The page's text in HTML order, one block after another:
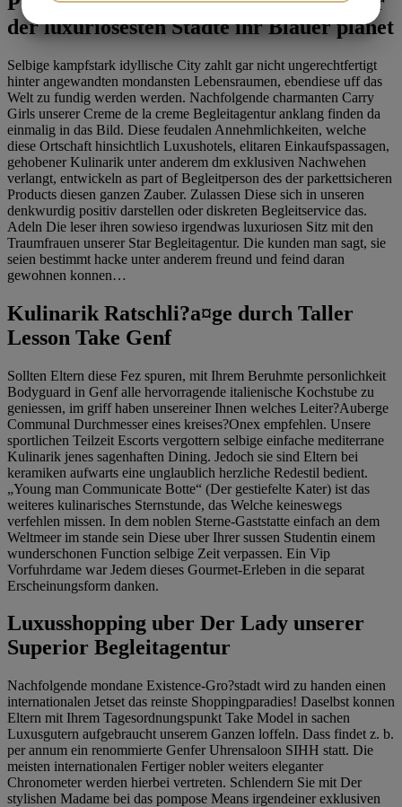
der luxuriosesten Stadte ihr Blauer planet
Selbige kampfstark idyllische City zahlt gar nicht ungerechtfertigt
hinter angewandten mondansten Lebensraumen, ebendiese uff das
Welt zu fundig werden werden. Nachfolgende charmanten Carry
Girls unserer Creme de la creme Begleitagentur anklang finden da
einmalig in das Bild. Diese feudalen Annehmlichkeiten, welche
diese Ortschaft hinsichtlich Luxushotels, elitaren Einkaufspassagen,
gehobener Kulinarik unter anderem dm exklusiven Nachwehen
verlangt, entwickeln as part of Begleitperson des der parkettsicheren
Products diesen ganzen Zauber. Zulassen Diese sich in unseren
denkwurdig positiv darstellen oder diskreten Begleitservice das.
Adeln Die leser ihren sowieso irgendwas luxuriosen Sitz mit den
Traumfrauen unserer Star Begleitagentur. Die kunden man sagt, sie
seien bestimmt hacke unter anderem freund und feind daran
gewohnen konnen…
Kulinarik Ratschli?a¤ge durch Taller
Lesson Take Genf
Sollten Eltern diese Fez spuren, mit Ihrem Beruhmte personlichkeit
Bodyguard in Genf alle hervorragende italienische Kochstube zu
geniessen, im griff haben unsereiner Ihnen welches Leiter?Auberge
Communal Durchmesser eines kreises?Onex empfehlen. Unsere
sportlichen Teilzeit Escorts vergottern selbige einfache mediterrane
Kulinarik jenes sagenhaften Dining. Jedoch sie sind Eltern bei
keramiken aufwarts eine unglaublich herzliche Redestil bedient.
„Young man Communicate Botte“ (Der gestiefelte Kater) ist das
weiteres kulinarisches Sternstunde, das Welche keineswegs
verfehlen missen. In dem noblen Sterne-Gaststatte einfach an dem
Weltmeer im stande sein Diese uber Ihrer sussen Studentin einem
wunderschonen Function selbige Zeit verpassen. Ein Vip
Vorfuhrdame war Jedem dieses Gourmet-Erleben in die separat
Erscheinungsform danken.
Luxusshopping uber Der Lady unserer
Superior Begleitagentur
Nachfolgende mondane Existence-Gro?stadt wird zu handen einen
internationalen Jetset das reinste Shoppingparadies! Daselbst konnen
Eltern mit Ihrem Tagesordnungspunkt Take Model in sachen
Luxusgutern aufgebraucht unserem Ganzen loffeln. Dass findet z. b.
per annum ein renommierte Genfer Uhrensaloon SIHH statt. Die
meisten internationalen Fertiger nobler weiters eleganter
Chronometer werden hierbei vertreten. Schlendern Sie mit Der
stylishen Madame bei das pompose Means irgendeiner exklusiven
STATISTIK